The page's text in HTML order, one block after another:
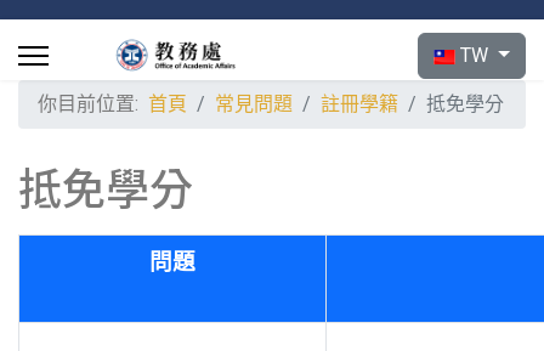
選擇你的語言
TW
你目前位置: 首頁 常見問題 註冊學籍 抵免學分
抵免學分
問題